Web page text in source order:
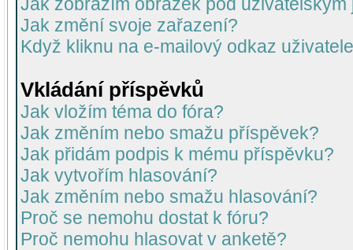
Jak změní svoje zařazení?
Když kliknu na e-mailový odkaz
Vkládání příspěvků
Jak vložím téma do fóra?
Jak změním nebo smažu příspěvek?
Jak přidám podpis k mému příspěvku?
Jak vytvořím hlasování?
Jak změním nebo smažu hlasování?
Proč se nemohu dostat k fóru?
Proč nemohu hlasovat v anketě?